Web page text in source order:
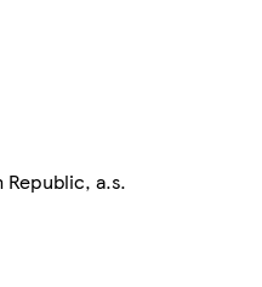
Republic, a.s.